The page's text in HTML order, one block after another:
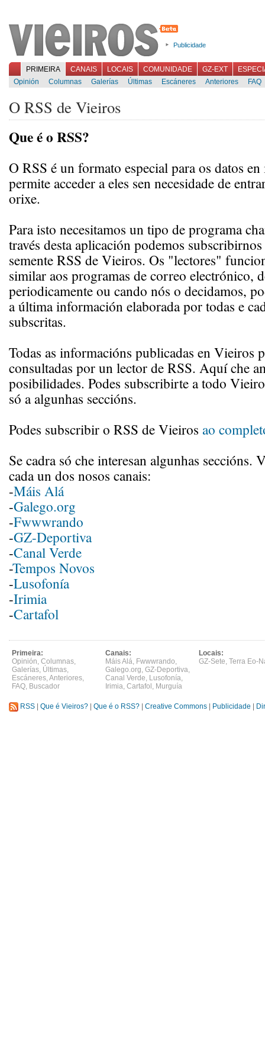
Publicidade
PRIMEIRA CANAIS LOCAIS COMUNIDADE GZ-EXT
Opinión
Columnas Galerías Últimas Escáneres Anteriores FAQ
O RSS de Vieiros
Que é o RSS?
O RSS é un formato especial para os datos
permite acceder a eles sen necesidade de
orixe.
Para isto necesitamos un tipo de programa
través desta aplicación podemos
semente RSS de Vieiros. Os "lectores"
similar aos programas de correo electrónico,
periodicamente ou cando nós o decidamos,
a última información elaborada por todas e
subscritas.
Todas as informacións publicadas en Vieiros
consultadas por un lector de RSS. Aquí che
posibilidades. Podes subscribirte a todo
só a algunhas seccións.
Podes subscribir o RSS de Vieiros ao
Se cadra só che interesan algunhas seccións.
cada un dos nosos canais:
-Máis Alá
-Galego.org
-Fwwwrando
-GZ-Deportiva
-Canal Verde
-Tempos Novos
-Lusofonía
-Irimia
-Cartafol
Primeira:
Opinión, Columnas,
Galerías, Últimas,
Escáneres,Anteriores,
FAQ, Buscador
Canais:
Máis Alá, Fwwwrando,
Galego.org, GZ-Deportiva,
Canal Verde, Lusofonía,
Irimia, Cartafol , Murguía
Locais:
GZ-Sete, Terra Eo-
RSS Que é Vieiros? Que é o RSS? Creative Commons Publicidade